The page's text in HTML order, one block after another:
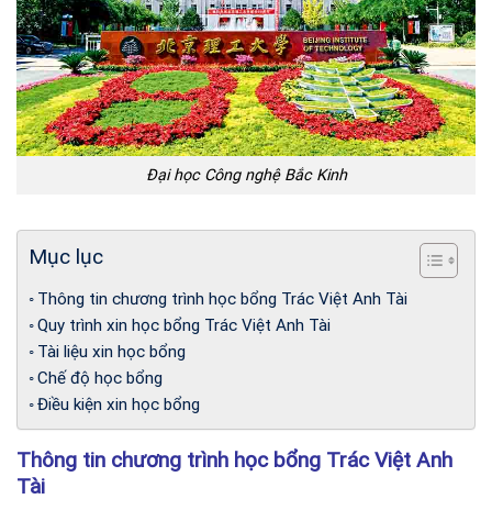
Đại học Công nghệ Bắc Kinh
Mục lục
Thông tin chương trình học bổng Trác Việt Anh Tài
Quy trình xin học bổng Trác Việt Anh Tài
Tài liệu xin học bổng
Chế độ học bổng
Điều kiện xin học bổng
Thông tin chương trình học bổng Trác Việt Anh
Tài